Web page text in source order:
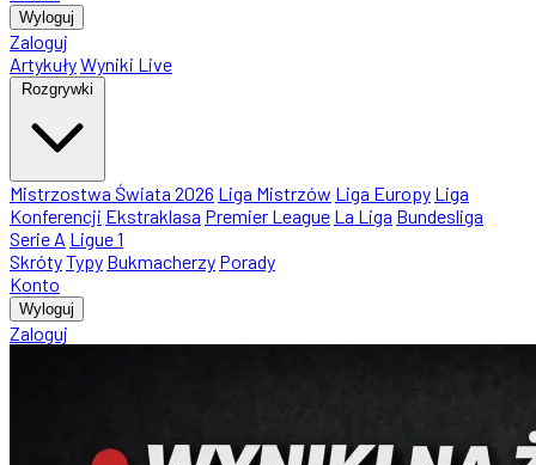
Wyloguj
Zaloguj
ArtykułyWyniki Live
Rozgrywki
Mistrzostwa Świata 2026 Liga Mistrzów Liga Europy Liga
Konferencji Ekstraklasa Premier League La Liga Bundesliga
Serie A Ligue 1
SkrótyTypy Bukmacherzy Porady
Konto
Wyloguj
Zaloguj